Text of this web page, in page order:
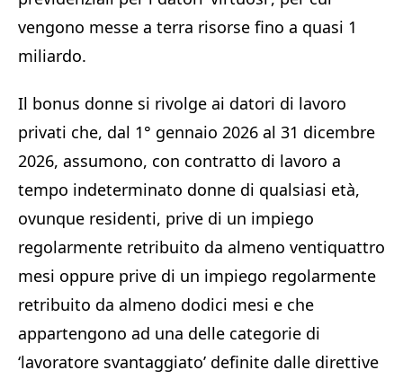
vengono messe a terra risorse fino a quasi 1
miliardo.
Il bonus donne si rivolge ai datori di lavoro
privati che, dal 1° gennaio 2026 al 31 dicembre
2026, assumono, con contratto di lavoro a
tempo indeterminato donne di qualsiasi età,
ovunque residenti, prive di un impiego
regolarmente retribuito da almeno ventiquattro
mesi oppure prive di un impiego regolarmente
retribuito da almeno dodici mesi e che
appartengono ad una delle categorie di
‘lavoratore svantaggiato’ definite dalle direttive